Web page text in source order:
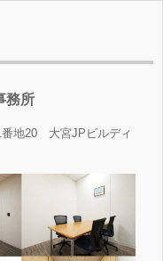
務所
番地20 大宮JPビルディ